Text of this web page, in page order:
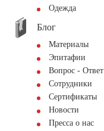
Одежда
Блог
Материалы
Эпитафии
Вопрос - Ответ
Сотрудники
Сертификаты
Новости
Пресса о нас